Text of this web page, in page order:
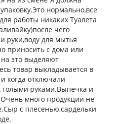
нормально,все
работы никаких Туалета
чего
руки,воду для мытья
приносить с дома или
на это выделяют
товар выкладывается в
когда отключали
голыми руками.Выпечка и
много продукции не
с плесенью,сардельки